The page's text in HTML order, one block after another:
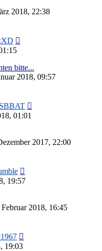
2018, 22:38
bitte...
2018, 09:57
01:01
2017, 22:00
19:57
2018, 16:45
19:03